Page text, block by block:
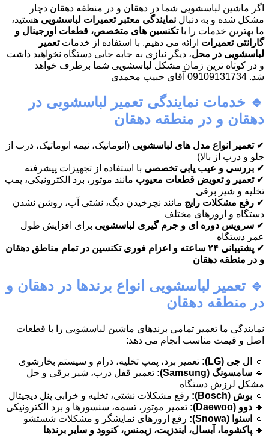
اگر ماشین لباسشویی شما در دهقان و در منطقه دهقان دچار
مشکل شده و به دنبال نمایندگی معتبر تعمیرات لباسشویی هستید،
ما بهترین خدمات را باتکنسین های متخصص، قطعات اورجینال و
گارانتی تعمیرات ارائه می دهیم. با استفاده از خدماتتعمیر
لباسشویی در محل، دیگر نیازی به جابه جایی دستگاه نخواهید داشت
و در کوتاه ترین زمان مشکل لباسشویی شما برطرف خواهد
شد. 09109131734 آقای حبیب محمدی
🔹 خدمات نمایندگی تعمیر لباسشویی در
دهقان و در منطقه دهقان
✔تعمیر انواع مدل های لباسشویی (اتوماتیک، نیمه اتوماتیک، درب از
جلو و درب از بالا)
✔ بررسی و عیب یابی تخصصی با استفاده از تجهیزات پیشرفته
✔تعمیر و تعویض قطعات معیوب مانند موتور، برد الکترونیکی، پمپ
تخلیه و شیر برقی
✔ رفع مشکلات رایج مانند نچرخیدن دیگ، نشتی آب، روشن نشدن
دستگاه و ارورهای مختلف
✔ سرویس دوره ای و جرم گیری لباسشویی برای افزایش طول
عمر دستگاه
✔
پشتیبانی ۲۴ ساعته و اعزام فوری تکنسین در تمام مناطق دهقان
و در منطقه دهقان
🔹 تعمیر لباسشویی انواع برندها در دهقان و
در منطقه دهقان
نمایندگی ما تعمیر تمامی برندهای ماشین لباسشویی را با قطعات
اصل و قیمت مناسب انجام می دهد:
🔹 ال جی (LG):
تعمیر برد، پمپ تخلیه، درام و سیستم بخارشوی
🔹 سامسونگ (Samsung):
تعمیر قفل درب، شیر برقی و حل
مشکل لرزش دستگاه
🔹 بوش (Bosch):
رفع مشکلات نشتی، تخلیه و خرابی پنل دیجیتال
🔹 دوو (Daewoo):
تعمیر موتور، تسمه، سنسورها و برد الکترونیکی
🔹
اسنوا (Snowa):
رفع ارورهای نمایشگر و مشکلات شستشو
🔹 پاکشوما، آبسال، ایندزیت، زیمنس، کنوود و سایر برندها